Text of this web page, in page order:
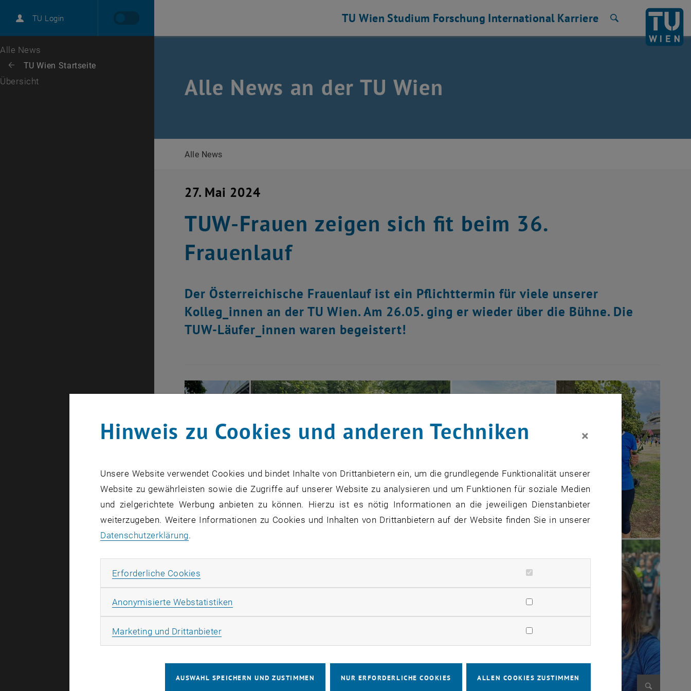
TU Login
Karriere
Zur 1. Menü Ebene
Alle News
Zurück: Subseiten von TU Wien Startseite auflisten
Zurück zur letzten Ebene:
TU Wien Startseite
Übersicht
TU Wien Studium Forschung International Karriere
Alle News an der TU Wien
Alle News
27. Mai 2024
TUW-Frauen zeigen sich fit beim 36.
Frauenlauf
Der Österreichische Frauenlauf ist ein Pflichttermin für viele unserer
Kolleg_innen an der TU Wien. Am 26.05. ging er wieder über die Bühne. Die
TUW-Läufer_innen waren begeistert!
Hinweis zu Cookies und anderen Techniken ×
Unsere Website verwendet Cookies und bindet Inhalte von Drittanbietern ein, um die grundlegende Funktionalität unserer
Website zu gewährleisten sowie die Zugriffe auf unserer Website zu analysieren und um Funktionen für soziale Medien
und zielgerichtete Werbung anbieten zu können. Hierzu ist es nötig Informationen an die jeweiligen Dienstanbieter
weiterzugeben. Weitere Informationen zu Cookies und Inhalten von Drittanbietern auf der Website finden Sie in unserer
Datenschutzerklärung.
Erforderliche Cookies
Anonymisierte Webstatistiken
Marketing und DrittanbieterMarketing Cookies zulassen
AUSWAHL SPEICHERN UND ZUSTIMMEN NUR ERFORDERLICHE COOKIES ALLEN COOKIES ZUSTIMMEN